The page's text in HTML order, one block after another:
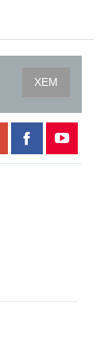
XEM